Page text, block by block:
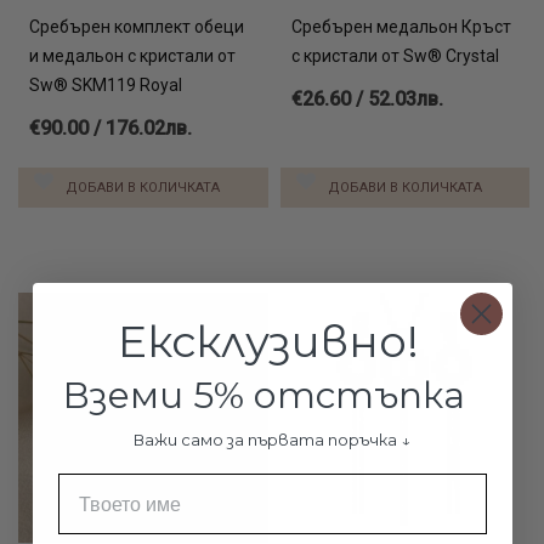
Сребърен комплект обеци
и медальон с кристали от
Sw® SKM119 Royal
€90.00 / 176.02лв.
ДОБАВИ В КОЛИЧКАТА
Сребърен медальон Кръст
с кристали от Sw® Crystal
€26.60 / 52.03лв.
ДОБАВИ В КОЛИЧКАТА
Ексклузивно!
Вземи 5% отстъпка
Важи само за първата поръчка ↓